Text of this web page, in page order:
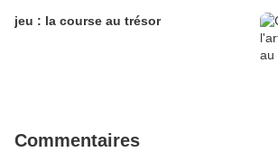
jeu : la course au trésor
Commentaires